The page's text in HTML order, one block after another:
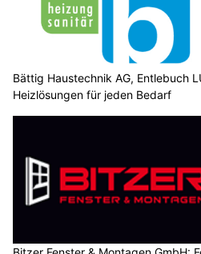
Bättig Haustechnik AG, Entlebuch
Heizlösungen für jeden Bedarf